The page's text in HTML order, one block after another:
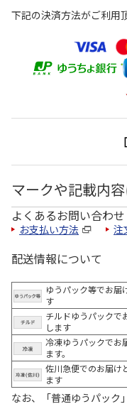
下記の決済方法がご利用
マークや記載内
よくあるお問い合わせ
お支払い方法 注
配送情報について
ゆうパック等でお届
す
チルドゆうパックで
します
冷凍ゆうパックでお
ます。
佐川急便でのお届け
ます
なお、「普通ゆうパック